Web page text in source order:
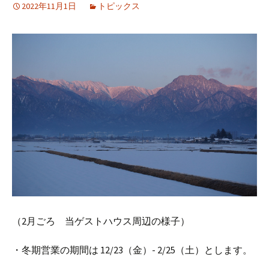
2022年11月1日 トピックス
（2月ごろ 当ゲストハウス周辺の様子）
・冬期営業の期間は 12/23（金）- 2/25（土）とします。